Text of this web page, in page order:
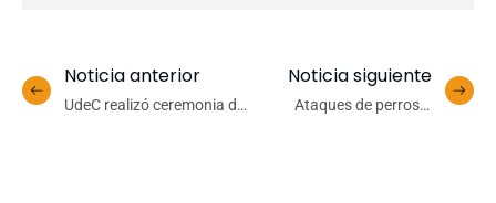
Noticia anterior
UdeC realizó ceremonia de
Noticia siguiente
Ataques de perros a